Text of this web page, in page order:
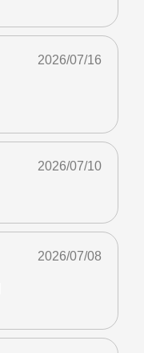
2026/07/16
2026/07/10
2026/07/08